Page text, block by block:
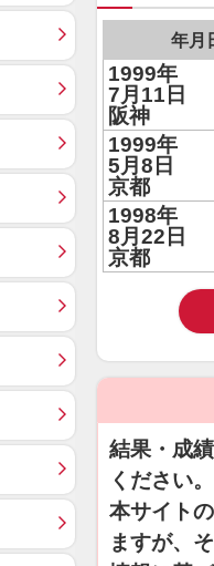
年月
1999年
7月11日
阪神
1999年
5月8日
京都
1998年
8月22日
京都
結果・成
ください。
本サイト
ますが、